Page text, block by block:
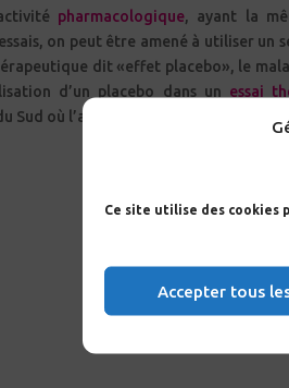
Ce site utilise des cookies
Accepter tous
inerte, sans activité pharmacologique, ayant la même apparence que le produit auquel on souhaite le
on peut être amené à utiliser un
ou non. L’utilisation d’un placebo dans un essai
Sud où l’accès aux médicaments est